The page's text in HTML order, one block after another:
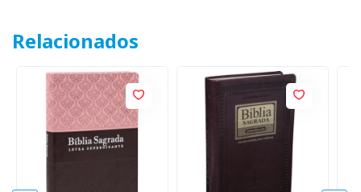
Relacionados